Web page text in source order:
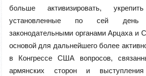
больше активизировать,
установленные по сей
законодательными органами Арцаха и
основой для дальнейшего более
в Конгрессе США вопросов,
армянских сторон и